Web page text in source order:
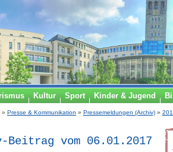
Kultur Sport Kinder & Jugend
» Presse & Kommunikation » Pressemeldungen (Archiv) »
Beitrag vom 06.01.2017